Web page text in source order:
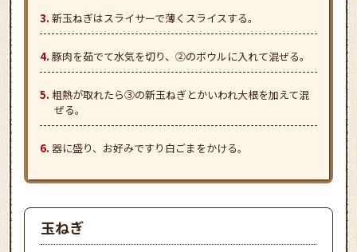
新玉ねぎはスライサーで薄くスライスする。
豚肉を茹でて水気を切り、②のボウルに入れて混ぜる。
粗熱が取れたら③の新玉ねぎとかいわれ大根を加えて混
ぜる。
器に盛り、お好みですり白ごまをかける。
玉ねぎ